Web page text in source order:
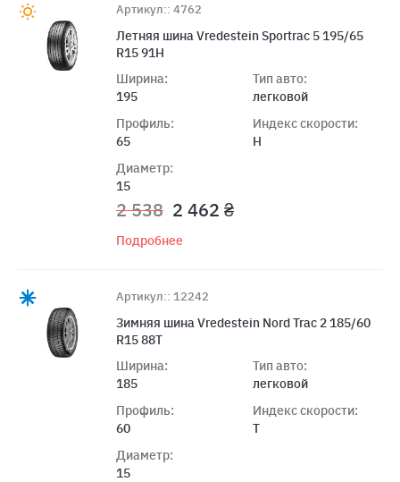
Артикул:: 4762
Летняя шина Vredestein Sportrac 5 195/65
R15 91H
Ширина:
195
Профиль:
65
Диаметр:
15
Тип авто:
легковой
Индекс скорости:
H
2 538 2 462 ₴
Подробнее
Артикул:: 12242
Зимняя шина Vredestein Nord Trac 2 185/60
R15 88T
Ширина:
185
Профиль:
60
Диаметр:
15
Тип авто:
легковой
Индекс скорости:
T